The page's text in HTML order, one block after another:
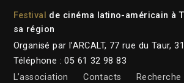
Festival
de cinéma latino-américain à
sa région
Organisé par l’ARCALT, 77 rue du Taur,
Téléphone : 05 61 32 98 83
L’association
Contacts Recherche